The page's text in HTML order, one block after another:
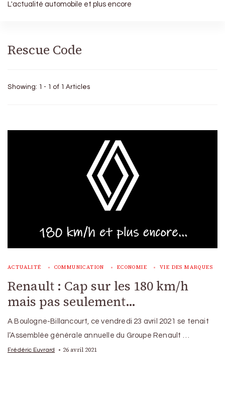
L'actualité automobile et plus encore
Rescue Code
Showing: 1 - 1 of 1 Articles
ACTUALITÉ COMMUNICATION ECONOMIE VIE DES MARQUES
Renault : Cap sur les 180 km/h
mais pas seulement…
A Boulogne-Billancourt, ce vendredi 23 avril 2021 se tenait
l’Assemblée générale annuelle du Groupe Renault …
Frédéric Euvrard 26 avril 2021